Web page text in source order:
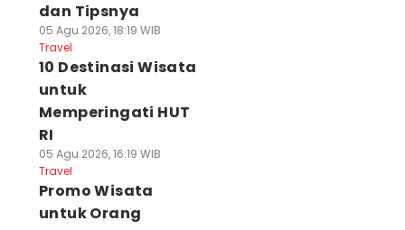
dan Tipsnya
05 Agu 2026, 18:19 WIB
Travel
10 Destinasi Wisata
untuk
Memperingati HUT
RI
05 Agu 2026, 16:19 WIB
Travel
Promo Wisata
untuk Orang